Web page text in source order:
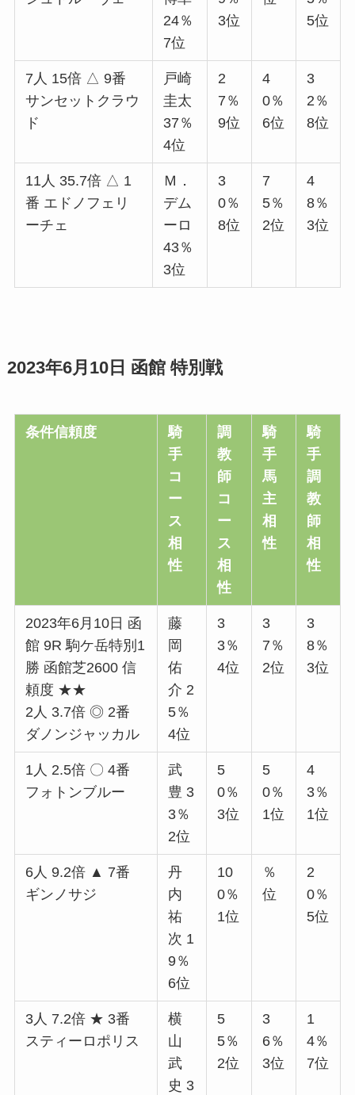
24％
7位
3位
5位
7人 15倍 △ 9番
サンセットクラウ
ド
戸崎
圭太
37％
4位
2
7％
9位
4
0％
6位
3
2％
8位
11人 35.7倍 △ 1
番 エドノフェリ
ーチェ
Ｍ．
デム
ーロ
43％
3位
3
0％
8位
7
5％
2位
4
8％
3位
2023年6月10日 函館 特別戦
条件信頼度
騎
手
コ
ー
ス
相
性
調
教
師
コ
ー
ス
相
性
騎
手
馬
主
相
性
騎
手
調
教
師
相
性
2023年6月10日 函
館 9R 駒ケ岳特別1
勝 函館芝2600 信
頼度 ★★
2人 3.7倍 ◎ 2番
ダノンジャッカル
藤
岡
佑
介 2
5％
4位
3
3％
4位
3
7％
2位
3
8％
3位
1人 2.5倍 〇 4番
フォトンブルー
武
豊 3
3％
2位
5
0％
3位
5
0％
1位
4
3％
1位
6人 9.2倍 ▲ 7番
ギンノサジ
丹
内
祐
次 1
9％
6位
10
0％
1位
％
位
2
0％
5位
3人 7.2倍 ★ 3番
スティーロポリス
横
山
武
史 3
5
5％
2位
3
6％
3位
1
4％
7位